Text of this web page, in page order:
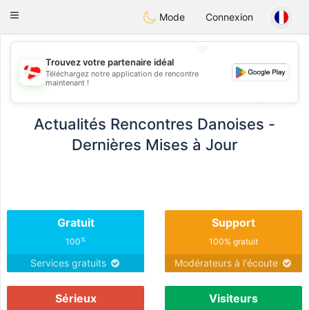
SmukDansk
Toggle
Mode Connexion
💖
💕
Trouvez votre partenaire idéal
Téléchargez notre application de rencontre
maintenant !
Actualités Rencontres Danoises -
Dernières Mises à Jour
Gratuit
100%
Services gratuits
Support
100% gratuit
Modérateurs à l'écoute
Sérieux Visiteurs